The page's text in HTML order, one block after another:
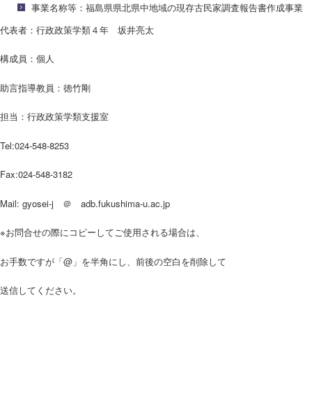
事業名称等：福島県県北県中地域の現存古民家調査報告書作成事業
代表者：行政政策学類４年 坂井亮太
構成員：個人
助言指導教員：徳竹剛
担当：行政政策学類支援室
Tel:024-548-8253
Fax:024-548-3182
Mail: gyosei-j ＠ adb.fukushima-u.ac.jp
※お問合せの際にコピーしてご使用される場合は、
お手数ですが 「@」を半角にし、前後の空白を削除して
送信してください。